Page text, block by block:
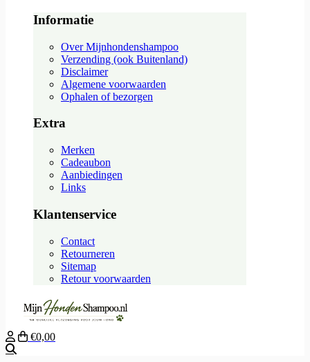
Informatie
Over Mijnhondenshampoo
Verzending (ook Buitenland)
Disclaimer
Algemene voorwaarden
Ophalen of bezorgen
Extra
Merken
Cadeaubon
Aanbiedingen
Links
Klantenservice
Contact
Retourneren
Sitemap
Retour voorwaarden
€0,00